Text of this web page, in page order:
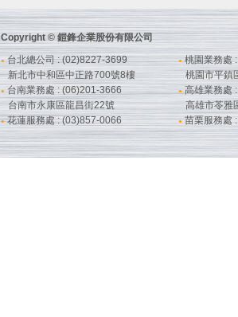
Copyright © 鎧鋒企業股份有限公司
●台北總公司 : (02)8227-3699
新北市中和區中正路700號8樓
● 桃園業務處
桃園市平鎮
● 台南業務處 : (06)201-3666
台南市永康區龍昌街22號
●高雄業務處
高雄市苓雅
●花蓮服務處 : (03)857-0066 ● 苗栗服務處